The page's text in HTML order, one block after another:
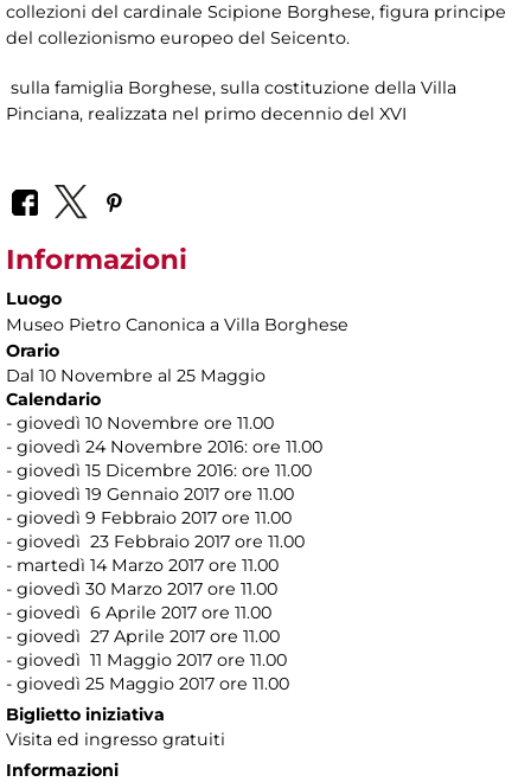
collezioni del cardinale Scipione Borghese, figura principe
del collezionismo europeo del Seicento.
sulla famiglia Borghese, sulla costituzione della Villa
Pinciana, realizzata nel primo decennio del XVI
Informazioni
Luogo
Museo Pietro Canonica a Villa Borghese
Orario
Dal 10 Novembre al 25 Maggio
Calendario
- giovedì 10 Novembre ore 11.00
- giovedì 24 Novembre 2016: ore 11.00
- giovedì 15 Dicembre 2016: ore 11.00
- giovedì 19 Gennaio 2017 ore 11.00
- giovedì 9 Febbraio 2017 ore 11.00
- giovedì 23 Febbraio 2017 ore 11.00
- martedì 14 Marzo 2017 ore 11.00
- giovedì 30 Marzo 2017 ore 11.00
- giovedì 6 Aprile 2017 ore 11.00
- giovedì 27 Aprile 2017 ore 11.00
- giovedì 11 Maggio 2017 ore 11.00
- giovedì 25 Maggio 2017 ore 11.00
Biglietto iniziativa
Visita ed ingresso gratuiti
Informazioni